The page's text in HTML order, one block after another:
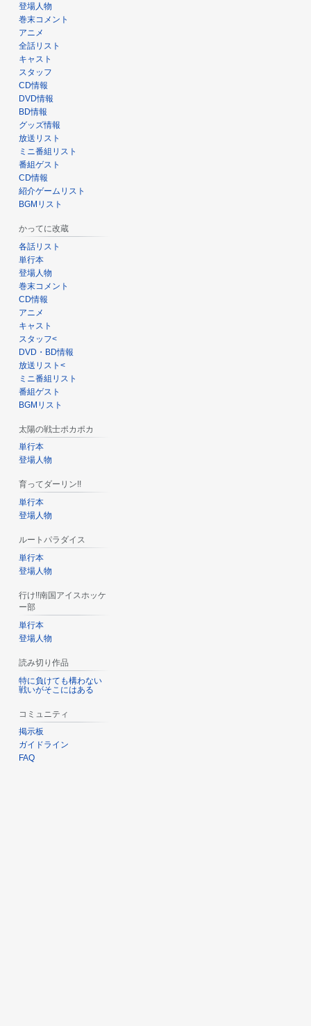
登場人物
巻末コメント
アニメ
全話リスト
キャスト
スタッフ
CD情報
DVD情報
BD情報
グッズ情報
放送リスト
ミニ番組リスト
番組ゲスト
CD情報
紹介ゲームリスト
BGMリスト
かってに改蔵
各話リスト
単行本
登場人物
巻末コメント
CD情報
アニメ
キャスト
スタッフ<
DVD・BD情報
放送リスト<
ミニ番組リスト
番組ゲスト
BGMリスト
太陽の戦士ポカポカ
単行本
登場人物
育ってダーリン!!
単行本
登場人物
ルートパラダイス
単行本
登場人物
行け!!南国アイスホッケ
ー部
単行本
登場人物
読み切り作品
特に負けても構わない
戦いがそこにはある
コミュニティ
掲示板
ガイドライン
FAQ